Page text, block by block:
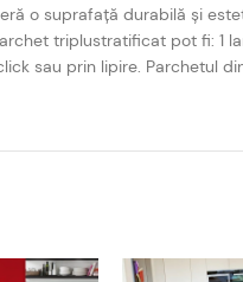
o suprafață durabilă și
triplustratificat pot fi: 1
sau prin lipire. Parchetul